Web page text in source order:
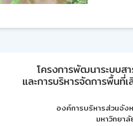
โครงการพัฒนาระบบส
และการบริหารจัดการพื้นที่
องค์การบริหารส่วนจัง
มหาวิทยา